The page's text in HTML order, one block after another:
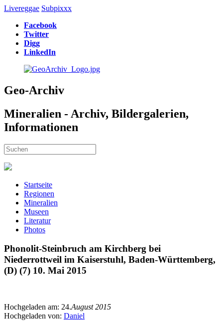
Livereggae Subpixxx
Facebook
Twitter
Digg
LinkedIn
Geo-Archiv
Mineralien - Archiv, Bildergalerien,
Informationen
Startseite
Regionen
Mineralien
Museen
Literatur
Photos
Phonolit-Steinbruch am Kirchberg bei
Niederrottweil im Kaiserstuhl, Baden-Württemberg,
(D) (7) 10. Mai 2015
Hochgeladen am: 24.August 2015
Hochgeladen von: Daniel